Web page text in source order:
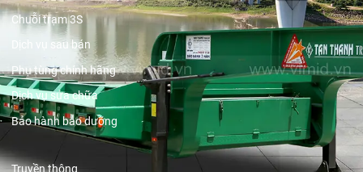
Chuỗi trạm 3S
Dịch vụ sau bán
Phụ tùng chính hãng
Dịch vụ sửa chữa
Bảo hành bảo dưỡng
Truyền thông